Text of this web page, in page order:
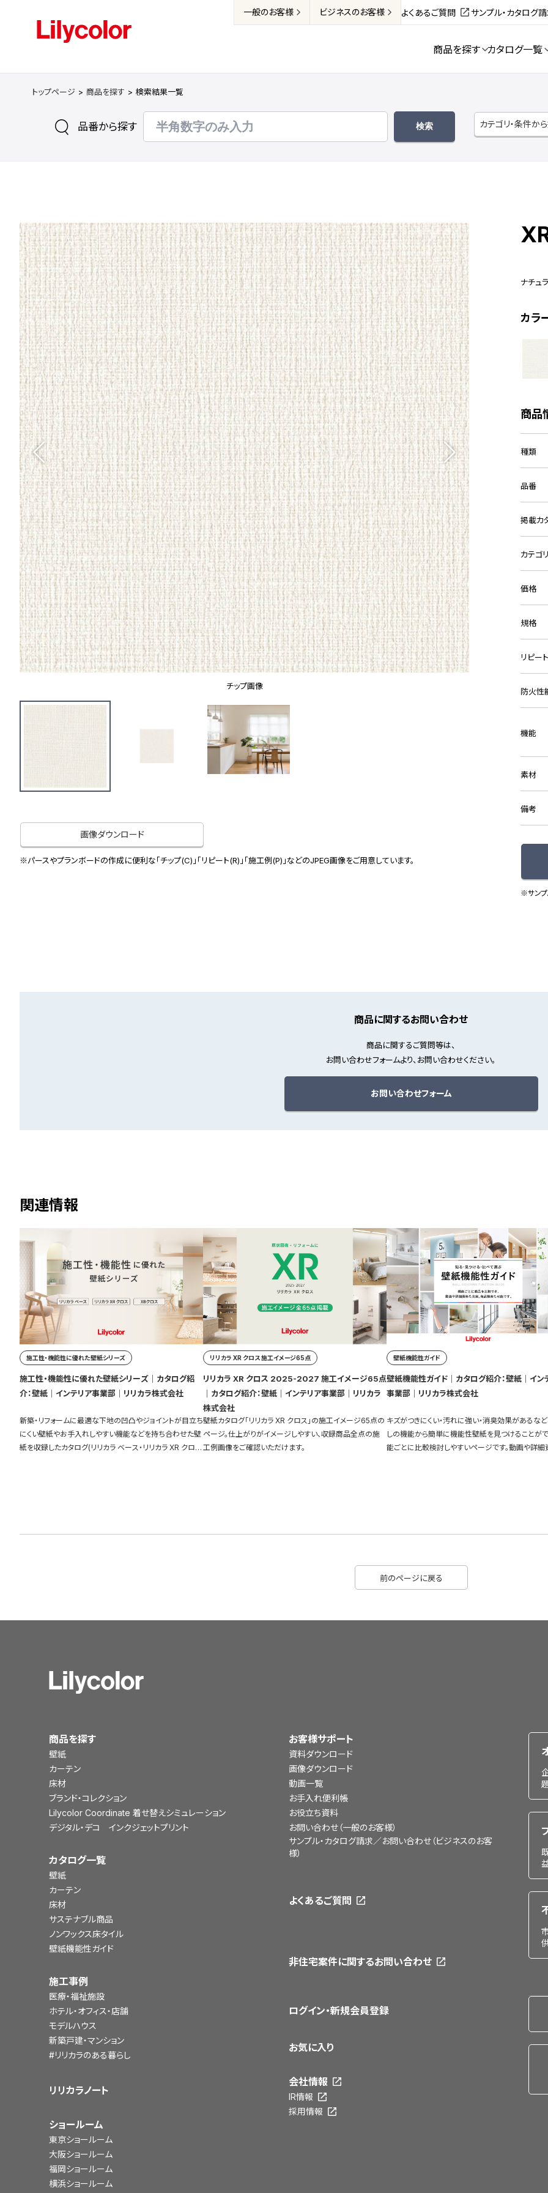
一般のお客様 ビジネスのお客様 よくあるご質問 サンプル・カタログ
商品を探す カタログ一覧
トップページ 商品を探す 検索結果一覧
品番から探す カテゴリ・条件か
チップ画像
画像ダウンロード
※パースやプランボードの作成に便利な「チップ(C)」「リピート(R)」「施工例(P)」などのJPEG画像をご用意しています。
ナチュ
カラ
商品
種類
品番
掲載カ
カテゴリ
価格
規格
リピート
防火性
機能
素材
備考
※サンプ
商品に関するお問い合わせ
商品に関するご質問等は、
お問い合わせフォームより、お問い合わせください。
お問い合わせフォーム
関連情報
施工性・機能性に優れた壁紙シリーズ
施工性・機能性に優れた壁紙シリーズ｜カタログ紹
介：壁紙｜インテリア事業部｜リリカラ株式会社
新築・リフォームに最適な下地の凹凸やジョイントが目立ち
にくい壁紙やお手入れしやすい機能などを持ち合わせた壁
紙を収録したカタログ(リリカラ ベース・リリカラ XR クロ
リリカラ XR クロス 施工イメージ65点
リリカラ XR クロス 2025-2027 施工イメージ65点
｜カタログ紹介：壁紙｜インテリア事業部｜リリカラ
株式会社
壁紙カタログ「リリカラ XR クロス」の施工イメージ65点の
ページ。仕上がりがイメージしやすい、収録商品全点の施
工例画像をご確認いただけます。
壁紙機能性ガイド
壁紙機能性ガイド｜カタログ紹介：壁紙｜イン
事業部｜リリカラ株式会社
キズがつきにくい・汚れに強い・消臭効果があるなど
しの機能から簡単に機能性壁紙を見つけることがで
能ごとに比較検討しやすいページです。動画や詳細
前のページに戻る
商品を探す
壁紙
カーテン
床材
ブランド・コレクション
Lilycolor Coordinate 着せ替えシミュレーション
デジタル・デコ インクジェットプリント
カタログ一覧
壁紙
カーテン
床材
サステナブル商品
ノンワックス床タイル
壁紙機能性ガイド
施工事例
医療・福祉施設
ホテル・オフィス・店舗
モデルハウス
新築戸建・マンション
#リリカラのある暮らし
リリカラノート
ショールーム
東京ショールーム
大阪ショールーム
福岡ショールーム
横浜ショールーム
お客様サポート
資料ダウンロード
画像ダウンロード
動画一覧
お手入れ便利帳
お役立ち資料
お問い合わせ（一般のお客様）
サンプル・カタログ請求／お問い合わせ（ビジネスのお客
様）
よくあるご質問
非住宅案件に関するお問い合わせ
ログイン・新規会員登録
お気に入り
会社情報
IR情報
採用情報